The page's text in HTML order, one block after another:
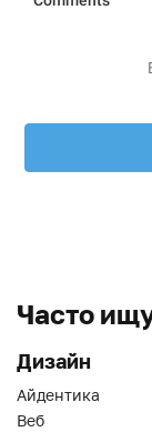
Часто
Дизайн
Айдентика
Веб